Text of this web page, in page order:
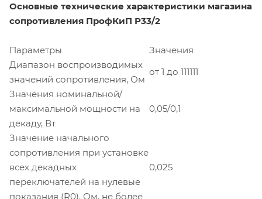
Основные технические характеристики магазина
сопротивления ПрофКиП Р33/2
Параметры
Значения
Диапазон воспроизводимых
значений сопротивления, Ом
от 1 до 111111
Значения номинальной/
максимальной мощности на
декаду, Вт
0,05/0,1
Значение начального
сопротивления при установке
всех декадных
переключателей на нулевые
показания (R0), Ом, не более
0,025